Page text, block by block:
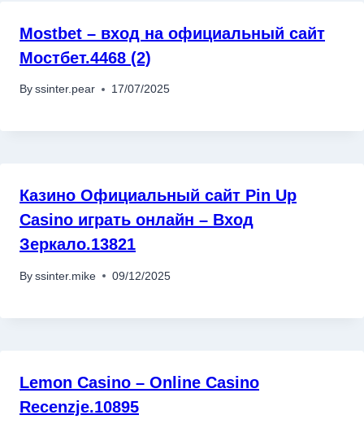
Mostbet – вход на официальный сайт
Мостбет.4468 (2)
By ssinter.pear 17/07/2025
Казино Официальный сайт Pin Up
Casino играть онлайн – Вход
Зеркало.13821
By ssinter.mike 09/12/2025
Lemon Casino – Online Casino
Recenzje.10895